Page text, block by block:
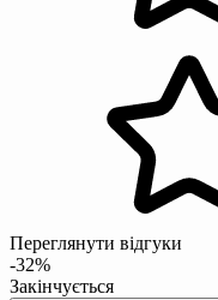
Переглянути відгуки
-32%
Закінчується